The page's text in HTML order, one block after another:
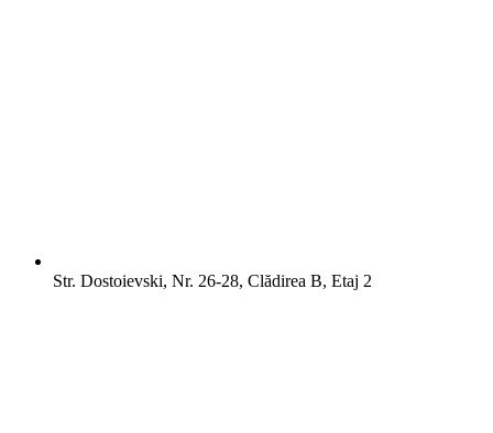
Str. Dostoievski, Nr. 26-28, Clădirea B, Etaj 2